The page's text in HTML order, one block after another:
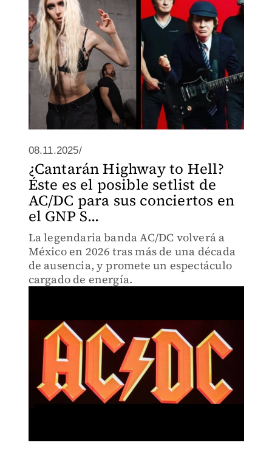
08.11.2025/
¿Cantarán Highway to Hell?
Éste es el posible setlist de
AC/DC para sus conciertos en
el GNP S...
La legendaria banda AC/DC volverá a
México en 2026 tras más de una década
de ausencia, y promete un espectáculo
cargado de energía.